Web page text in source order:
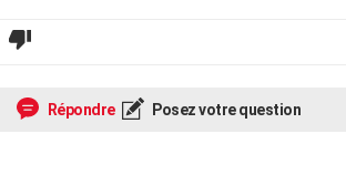
Répondre Posez votre question